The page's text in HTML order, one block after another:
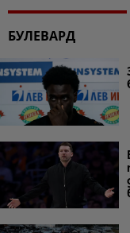
БУЛЕВАРД